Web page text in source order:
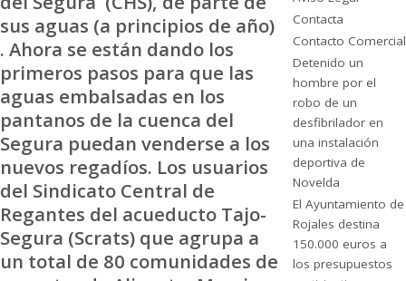
sus aguas (a principios de año)
. Ahora se están dando los
primeros pasos para que las
aguas embalsadas en los
pantanos de la cuenca del
Segura puedan venderse a los
nuevos regadíos. Los usuarios
del Sindicato Central de
Regantes del acueducto Tajo-
Segura (Scrats) que agrupa a
un total de 80 comunidades de
Contacta
Contacto Comercial
Detenido un
hombre por el
robo de un
desfibrilador en
una instalación
deportiva de
Novelda
El Ayuntamiento de
Rojales destina
150.000 euros a
los presupuestos